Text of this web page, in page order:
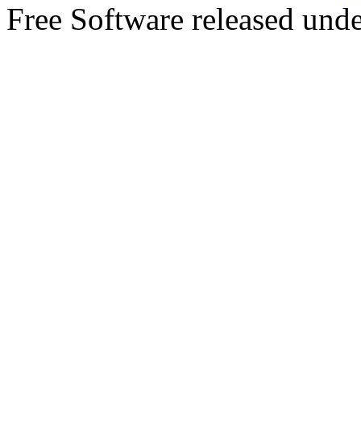
Free Software released